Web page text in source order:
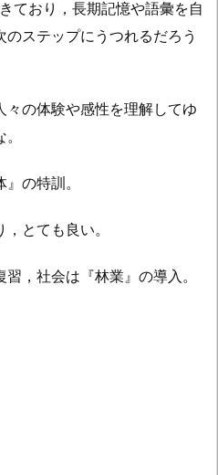
ており，長期記憶や語彙を自
ステップにうつれるだろう
の体験や感性を理解してゆ
の特訓。
とても良い。
，社会は『林業』の導入。